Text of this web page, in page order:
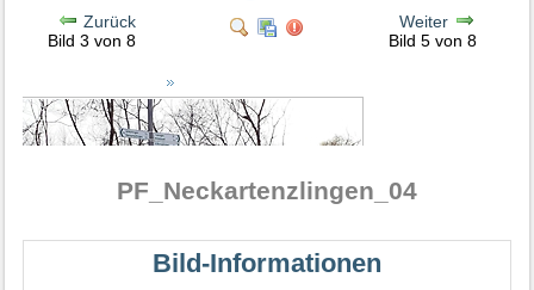
Zurück
Bild 3 von 8
Weiter
Bild 5 von 8
PF_Neckartenzlingen_04
Bild-Informationen